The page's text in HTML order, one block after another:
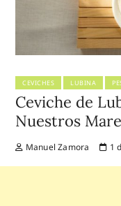
CEVICHES LUBINA
Ceviche de
Nuestros
Manuel Zamora 1